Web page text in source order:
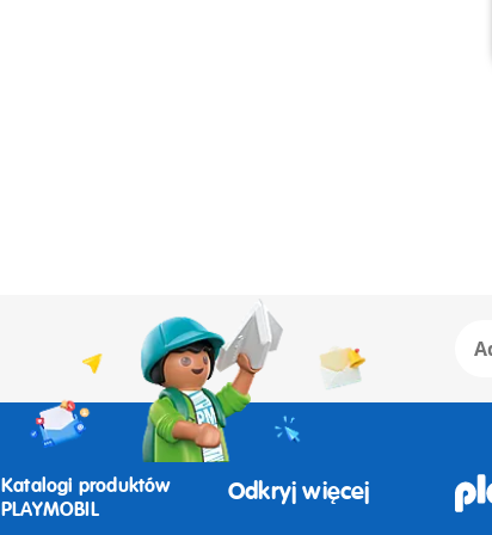
Katalogi produktów
PLAYMOBIL
Odkryj więcej